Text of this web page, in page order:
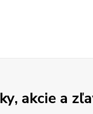
akcie a